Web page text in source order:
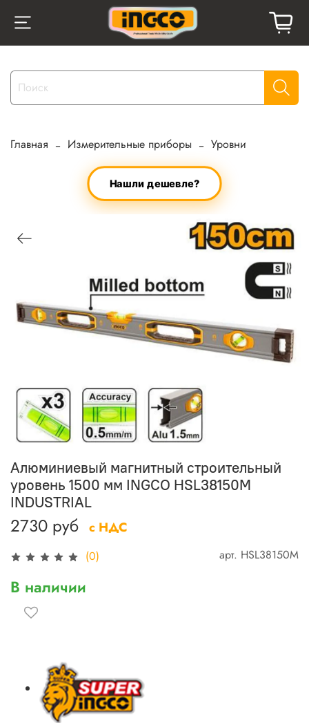
Главная Измерительные приборы Уровни
Нашли дешевле?
(0) арт. HSL38150M
Алюминиевый магнитный строительный
уровень 1500 мм INGCO HSL38150M
INDUSTRIAL
2730 руб с НДС
В наличии